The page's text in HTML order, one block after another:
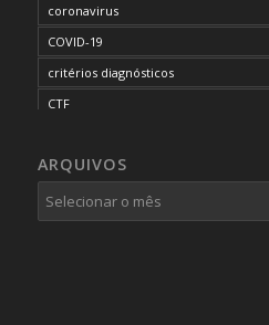
coronavirus
COVID-19
critérios diagnósticos
CTF
desordem do processamento auditivo
diagnóstico
dificuldades cognitivas
ARQUIVOS